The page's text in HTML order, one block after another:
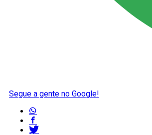
Segue a gente no Google!